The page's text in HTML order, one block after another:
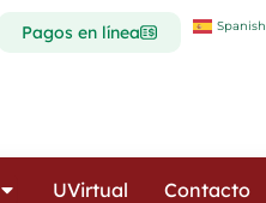
Pagos en línea Spanish
Open Colaboradores
UVirtual Contacto